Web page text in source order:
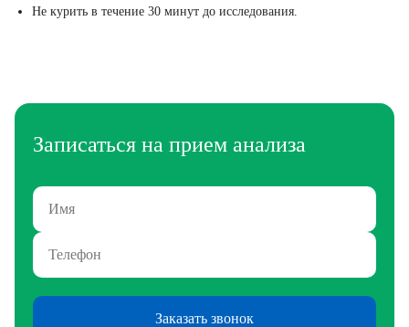
Не курить в течение 30 минут до исследования.
Записаться на прием анализа
Заказать звонок